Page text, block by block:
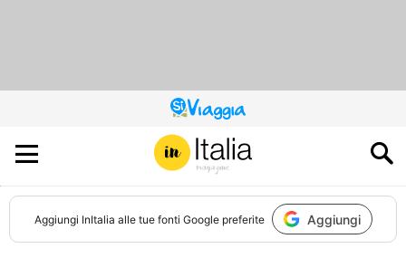
QUESTO
SITO
CONTRIBUISCE
ALL’AUDIENCE
DI
Aggiungi InItalia alle tue fonti Google preferite Aggiungi